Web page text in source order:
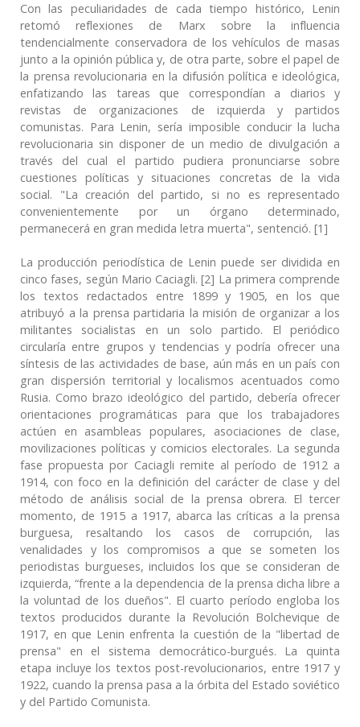
Con las peculiaridades de cada tiempo histórico, Lenin
retomó reflexiones de Marx sobre la influencia
tendencialmente conservadora de los vehículos de masas
junto a la opinión pública y, de otra parte, sobre el papel de
la prensa revolucionaria en la difusión política e ideológica,
enfatizando las tareas que correspondían a diarios y
revistas de organizaciones de izquierda y partidos
comunistas. Para Lenin, sería imposible conducir la lucha
revolucionaria sin disponer de un medio de divulgación a
través del cual el partido pudiera pronunciarse sobre
cuestiones políticas y situaciones concretas de la vida
social. "La creación del partido, si no es representado
convenientemente por un órgano determinado,
permanecerá en gran medida letra muerta", sentenció. [1]
La producción periodística de Lenin puede ser dividida en
cinco fases, según Mario Caciagli. [2] La primera comprende
los textos redactados entre 1899 y 1905, en los que
atribuyó a la prensa partidaria la misión de organizar a los
militantes socialistas en un solo partido. El periódico
circularía entre grupos y tendencias y podría ofrecer una
síntesis de las actividades de base, aún más en un país con
gran dispersión territorial y localismos acentuados como
Rusia. Como brazo ideológico del partido, debería ofrecer
orientaciones programáticas para que los trabajadores
actúen en asambleas populares, asociaciones de clase,
movilizaciones políticas y comicios electorales. La segunda
fase propuesta por Caciagli remite al período de 1912 a
1914, con foco en la definición del carácter de clase y del
método de análisis social de la prensa obrera. El tercer
momento, de 1915 a 1917, abarca las críticas a la prensa
burguesa, resaltando los casos de corrupción, las
venalidades y los compromisos a que se someten los
periodistas burgueses, incluidos los que se consideran de
izquierda, “frente a la dependencia de la prensa dicha libre a
la voluntad de los dueños". El cuarto período engloba los
textos producidos durante la Revolución Bolchevique de
1917, en que Lenin enfrenta la cuestión de la "libertad de
prensa" en el sistema democrático-burgués. La quinta
etapa incluye los textos post-revolucionarios, entre 1917 y
1922, cuando la prensa pasa a la órbita del Estado soviético
y del Partido Comunista.